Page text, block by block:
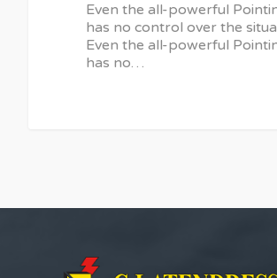
Even the all-powerful
has no control over the
Even the all-powerful
has no…